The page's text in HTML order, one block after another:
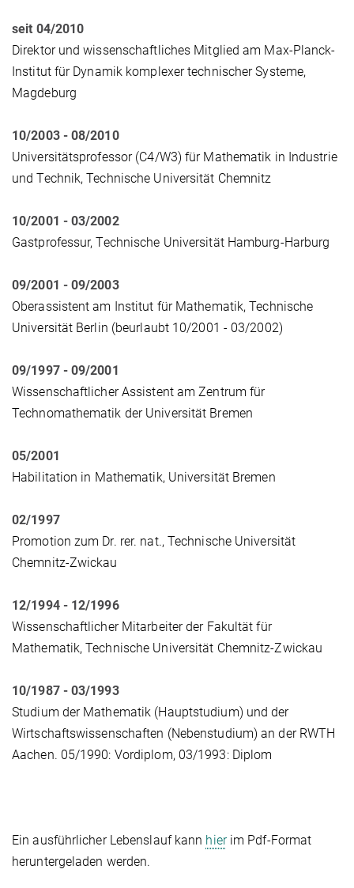
seit 04/2010
Direktor und wissenschaftliches Mitglied am Max-Planck-
Institut für Dynamik komplexer technischer Systeme,
Magdeburg
10/2003 - 08/2010
Universitätsprofessor (C4/W3) für Mathematik in Industrie
und Technik, Technische Universität Chemnitz
10/2001 - 03/2002
Gastprofessur, Technische Universität Hamburg-Harburg
09/2001 - 09/2003
Oberassistent am Institut für Mathematik, Technische
Universität Berlin (beurlaubt 10/2001 - 03/2002)
09/1997 - 09/2001
Wissenschaftlicher Assistent am Zentrum für
Technomathematik der Universität Bremen
05/2001
Habilitation in Mathematik, Universität Bremen
02/1997
Promotion zum Dr. rer. nat., Technische Universität
Chemnitz-Zwickau
12/1994 - 12/1996
Wissenschaftlicher Mitarbeiter der Fakultät für
Mathematik, Technische Universität Chemnitz-Zwickau
10/1987 - 03/1993
Studium der Mathematik (Hauptstudium) und der
Wirtschaftswissenschaften (Nebenstudium) an der RWTH
Aachen. 05/1990: Vordiplom, 03/1993: Diplom
Ein ausführlicher Lebenslauf kann hierim Pdf-Format
heruntergeladen werden.